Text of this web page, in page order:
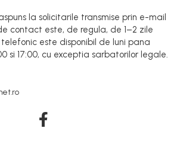
la solicitarile transmise prin e-mail
contact este, de regula, de 1–2 zile
este disponibil de luni pana
si 17:00, cu exceptia sarbatorilor legale.